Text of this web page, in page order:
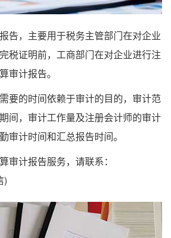
，主要用于税务主管部门在对企业
税证明前，工商部门在对企业进行注
审计报告。
的时间依赖于审计的目的，审计范
间，审计工作量及注册会计师的审计
审计时间和汇总报告时间。
计报告服务，请联系：
)